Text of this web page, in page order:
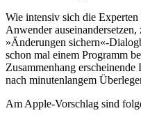
Wie intensiv sich die
Anwender
»Änderungen sichern«-
schon mal einem Programm
Zusammenhang
nach minutenlangem
Am Apple-Vorschlag sind